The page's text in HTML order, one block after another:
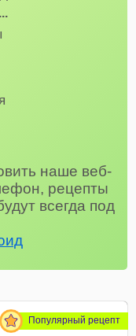
наше веб-
рецепты
всегда под
Популярный рецепт